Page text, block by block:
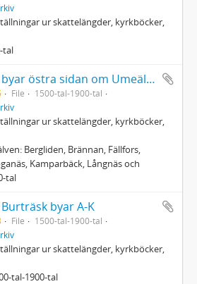
ur skattelängder, kyrkböcker,
tal
Kopior arkivalier byar östra sidan om Umeälven 1
File
1500-tal-1900-tal
ur skattelängder, kyrkböcker,
Bergliden, Brännan, Fällfors,
Kamparbäck, Långnäs och
tal
byar A-K
File
1500-tal-1900-tal
ur skattelängder, kyrkböcker,
tal-1900-tal